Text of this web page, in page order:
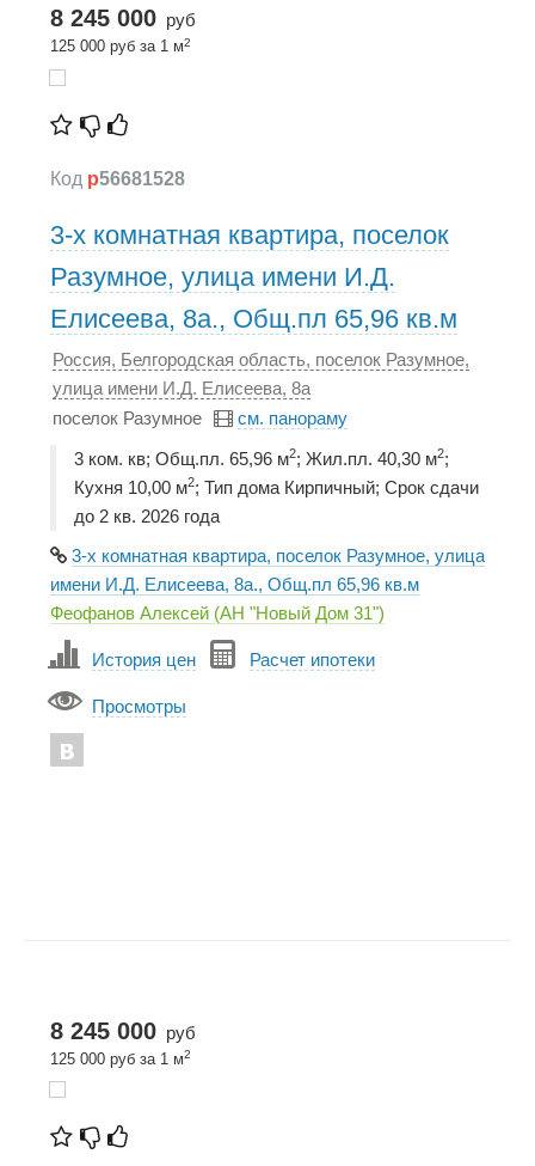
8 245 000 руб
125 000 руб за 1 м2
Код p56681528
3-х комнатная квартира, поселок
Разумное, улица имени И.Д.
Елисеева, 8а., Общ.пл 65,96 кв.м
Россия, Белгородская область, поселок Разумное,
улица имени И.Д. Елисеева, 8а
поселок Разумное
см. панораму
3 ком. кв; Общ.пл. 65,96 м2; Жил.пл. 40,30 м2;
Кухня 10,00 м2; Тип дома Кирпичный; Срок сдачи
до 2 кв. 2026 года
3-х комнатная квартира, поселок Разумное, улица
имени И.Д. Елисеева, 8а., Общ.пл 65,96 кв.м
Феофанов Алексей (АН "Новый Дом 31")
История цен Расчет ипотеки
Просмотры
8 245 000 руб
125 000 руб за 1 м2